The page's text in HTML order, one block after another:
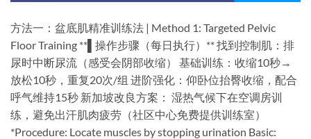
方法一：盆底肌精准训练法 | Method 1: Targeted Pelvic
Floor Training​ ​**▌操作步骤（每日执行）​**​ 找到控制肌：排
尿时中断尿流（感受会阴部收缩） 基础训练：收缩10秒→
放松10秒，重复20次/组 进阶强化：仰卧位抬臀收缩，配合
呼气维持15秒 ​新加坡改良方案​： 湿热气候下在空调房训
练，避免出汗肌肉疲劳（社区中心免费提供训练室）
*Procedure: Locate muscles by stopping urination Basic: